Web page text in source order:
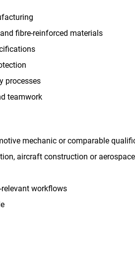
fibre-reinforced materials
processes
teamwork
mechanic or comparable
aircraft construction or aerospace
workflows